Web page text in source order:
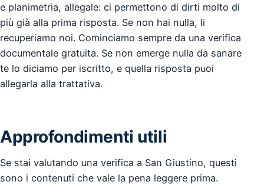
e planimetria, allegale: ci permettono di dirti molto di
più già alla prima risposta. Se non hai nulla, li
recuperiamo noi. Cominciamo sempre da una verifica
documentale gratuita. Se non emerge nulla da sanare
te lo diciamo per iscritto, e quella risposta puoi
allegarla alla trattativa.
Approfondimenti utili
Se stai valutando una verifica a San Giustino, questi
sono i contenuti che vale la pena leggere prima.